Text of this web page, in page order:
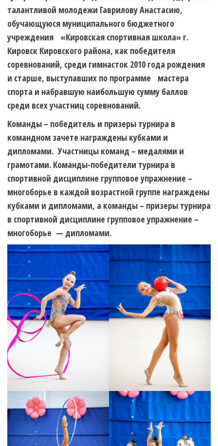
талантливой молодежи Гаврилову Анастасию,
обучающуюся муниципального бюджетного
учреждения «Кировская спортивная школа» г.
Кировск Кировского района, как победителя
соревнований, среди гимнасток 2010 года рождения
и старше, выступавших по программе мастера
спорта и набравшую наибольшую сумму баллов
среди всех участниц соревнований.
Команды – победитель и призеры турнира в
командном зачете награждены кубками и
дипломами. Участницы команд – медалями и
грамотами. Команды-победители турнира в
спортивной дисциплине групповое упражнение –
многоборье в каждой возрастной группе награждены
кубками и дипломами, а команды – призеры турнира
в спортивной дисциплине групповое упражнение –
многоборье — дипломами.